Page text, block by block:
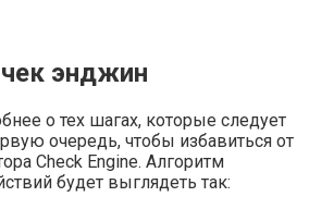
энджин
о тех шагах, которые следует
очередь, чтобы избавиться от
Check Engine. Алгоритм
будет выглядеть так: